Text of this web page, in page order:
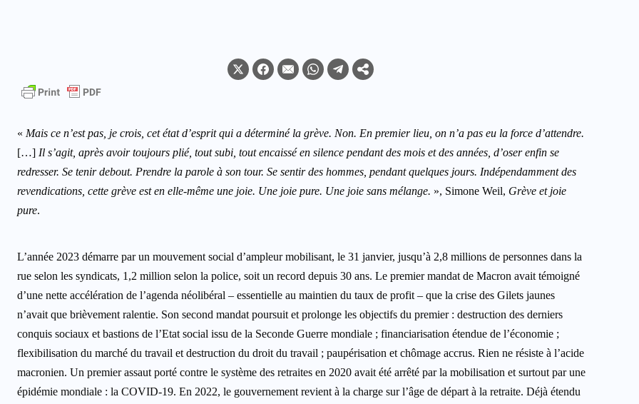
« Mais ce n’est pas, je crois, cet état d’esprit qui a déterminé la grève. Non. En premier lieu, on n’a pas eu la force d’attendre.
[…] Il s’agit, après avoir toujours plié, tout subi, tout encaissé en silence pendant des mois et des années, d’oser enfin se
redresser. Se tenir debout. Prendre la parole à son tour. Se sentir des hommes, pendant quelques jours. Indépendamment des
revendications, cette grève est en elle-même une joie. Une joie pure. Une joie sans mélange. », Simone Weil, Grève et joie
pure.
L’année 2023 démarre par un mouvement social d’ampleur mobilisant, le 31 janvier, jusqu’à 2,8 millions de personnes dans la
rue selon les syndicats, 1,2 million selon la police, soit un record depuis 30 ans. Le premier mandat de Macron avait témoigné
d’une nette accélération de l’agenda néolibéral – essentielle au maintien du taux de profit – que la crise des Gilets jaunes
n’avait que brièvement ralentie. Son second mandat poursuit et prolonge les objectifs du premier : destruction des derniers
conquis sociaux et bastions de l’Etat social issu de la Seconde Guerre mondiale ; financiarisation étendue de l’économie ;
flexibilisation du marché du travail et destruction du droit du travail ; paupérisation et chômage accrus. Rien ne résiste à l’acide
macronien. Un premier assaut porté contre le système des retraites en 2020 avait été arrêté par la mobilisation et surtout par une
épidémie mondiale : la COVID-19. En 2022, le gouvernement revient à la charge sur l’âge de départ à la retraite. Déjà étendu